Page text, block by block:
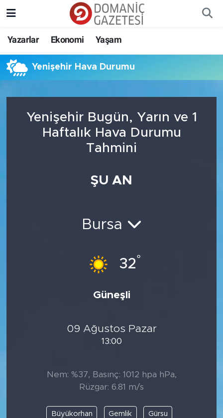
Yazarlar Ekonomi Yaşam
Yenişehir Hava Durumu
Yenişehir Bugün, Yarın ve 1
Haftalık Hava Durumu
Tahmini
ŞU AN
Bursa
32°
Güneşli
09 Ağustos Pazar
13:00
Nem: %37, Basınç: 1012 hpa hPa,
Rüzgar: 6.81 m/s
Büyükorhan Gemlik Gürsu